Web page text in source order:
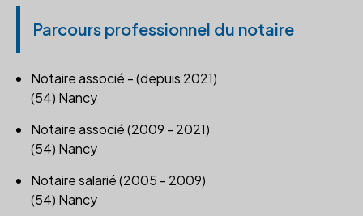
Parcours professionnel du notaire
Notaire associé - (depuis 2021)
(54) Nancy
Notaire associé (2009 - 2021)
(54) Nancy
Notaire salarié (2005 - 2009)
(54) Nancy